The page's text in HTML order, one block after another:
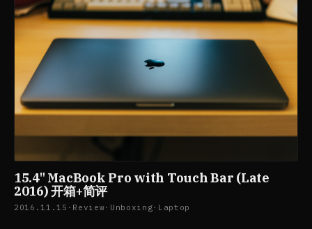
15.4" MacBook Pro with Touch Bar (Late
2016) 开箱+简评
2016.11.15 · Review · Unboxing· Laptop